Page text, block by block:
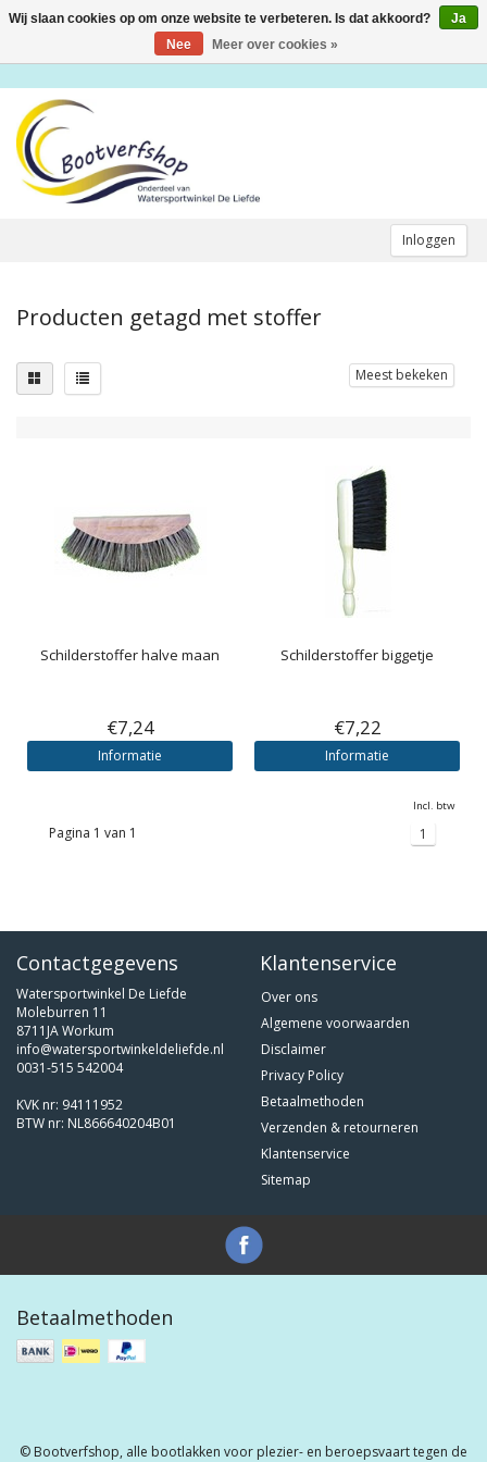
Inloggen
Toggle
Producten getagd met stoffer
Meest bekeken
Schilderstoffer halve maan
€7,24
Informatie
Schilderstoffer biggetje
€7,22
Informatie
Incl. btw
Pagina 1 van 1 1
Contactgegevens
Watersportwinkel De Liefde
Moleburren 11
8711JA Workum
info@watersportwinkeldeliefde.nl
0031-515 542004
KVK nr: 94111952
BTW nr: NL866640204B01
Klantenservice
Over ons
Algemene voorwaarden
Disclaimer
Privacy Policy
Betaalmethoden
Verzenden & retourneren
Klantenservice
Sitemap
Betaalmethoden
© Bootverfshop, alle bootlakken voor plezier- en beroepsvaart tegen de
Wij slaan cookies op om onze website te verbeteren. Is dat akkoord?
Ja
Nee
Meer over cookies »